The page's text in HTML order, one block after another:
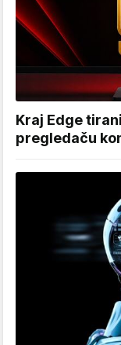
Kraj Edge
pregledaču